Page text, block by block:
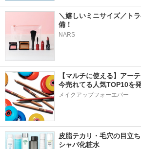
＼嬉しいミニサイズ／ト
備！
NARS
【マルチに使える】アー
今売れてる人気TOP10を
メイクアップフォーエバー
皮脂テカリ・毛穴の目立
シャバ化粧水